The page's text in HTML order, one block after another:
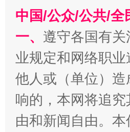
千年窑火 生生不息
中国/公众/公共/全
一、 遵守各国有
业规定和网络职
他人或（单位）
响的，本网将追
由和新闻自由。